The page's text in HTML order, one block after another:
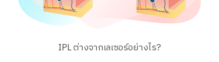
IPL ต่างจากเลเซอร์อย่างไร?